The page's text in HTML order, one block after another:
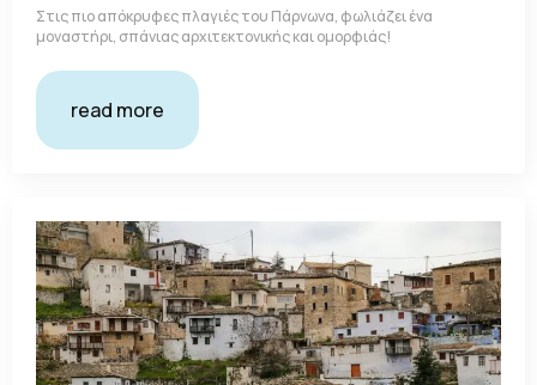
Στις πιο απόκρυφες πλαγιές του Πάρνωνα, φωλιάζει ένα
μοναστήρι, σπάνιας αρχιτεκτονικής και ομορφιάς!
read more